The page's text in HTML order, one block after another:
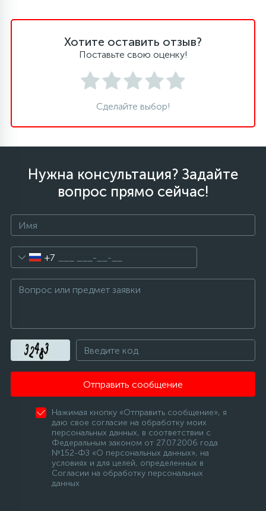
Хотите оставить отзыв?
Поставьте свою оценку!
Сделайте выбор!
Нужна консультация? Задайте
вопрос прямо сейчас!
+7
Отправить сообщение
Нажимая кнопку «Отправить сообщение», я
даю свое согласие на обработку моих
персональных данных, в соответствии с
Федеральным законом от 27.07.2006 года
№152-ФЗ «О персональных данных», на
условиях и для целей, определенных в
Согласии на обработку персональных
данных